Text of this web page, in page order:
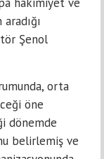
Şenol
orta
öne
dönemde
belirlemiş ve